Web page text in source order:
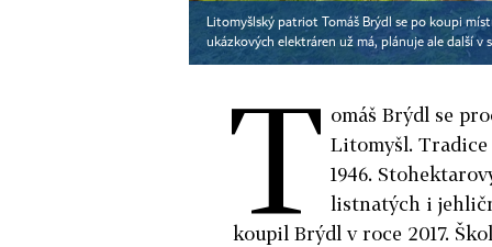
Litomyšlský patriot Tomáš Brýdl se po koupi
ukázkových elektráren už má, plánuje ale další v
T omáš Brýdl se
Litomyšl.
1946.
listnatých i
koupil Brýdl v roce 2017.